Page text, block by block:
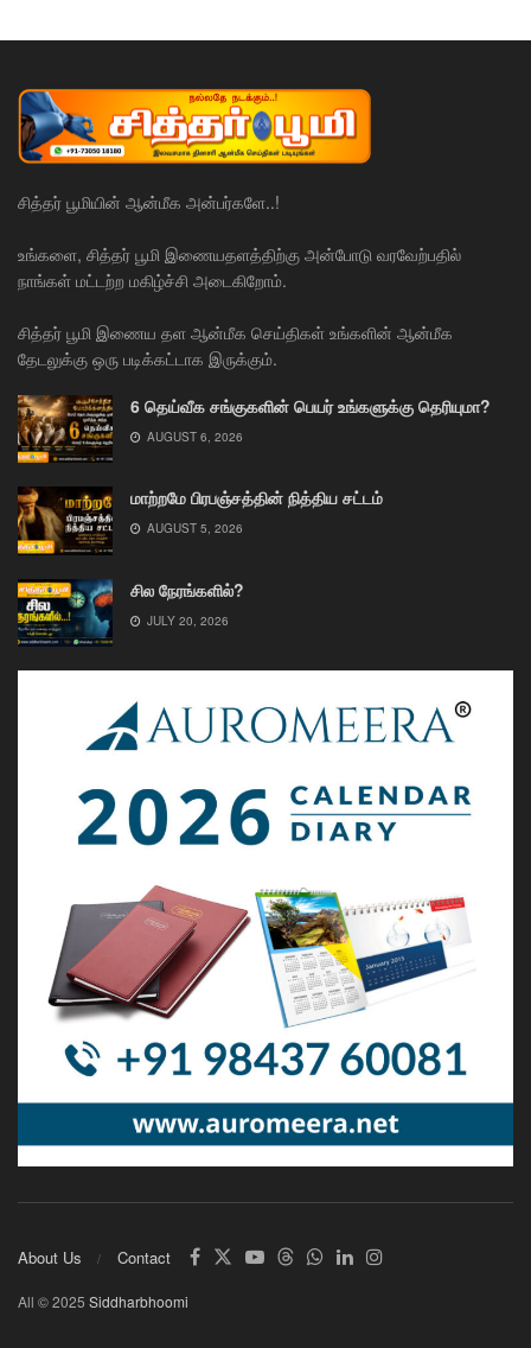
சித்தர் பூமியின் ஆன்மீக அன்பர்களே..!
உங்களை, சித்தர் பூமி இணையதளத்திற்கு அன்போடு வரவேற்பதில்
நாங்கள் மட்டற்ற மகிழ்ச்சி அடைகிறோம்.
சித்தர் பூமி இணைய தள ஆன்மீக செய்திகள் உங்களின் ஆன்மீக
தேடலுக்கு ஒரு படிக்கட்டாக இருக்கும்.
6 தெய்வீக சங்குகளின் பெயர் உங்களுக்கு தெரியுமா?
AUGUST 6, 2026
மாற்றமே பிரபஞ்சத்தின் நித்திய சட்டம்
AUGUST 5, 2026
சில நேரங்களில்?
JULY 20, 2026
About Us Contact
All © 2025 Siddharbhoomi